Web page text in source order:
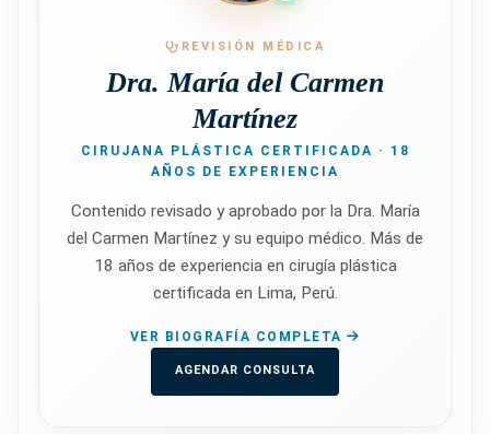
REVISIÓN MÉDICA
Dra. María del Carmen
Martínez
CIRUJANA PLÁSTICA CERTIFICADA · 18
AÑOS DE EXPERIENCIA
Contenido revisado y aprobado por la Dra. María
del Carmen Martínez y su equipo médico. Más de
18 años de experiencia en cirugía plástica
certificada en Lima, Perú.
VER BIOGRAFÍA COMPLETA
AGENDAR CONSULTA